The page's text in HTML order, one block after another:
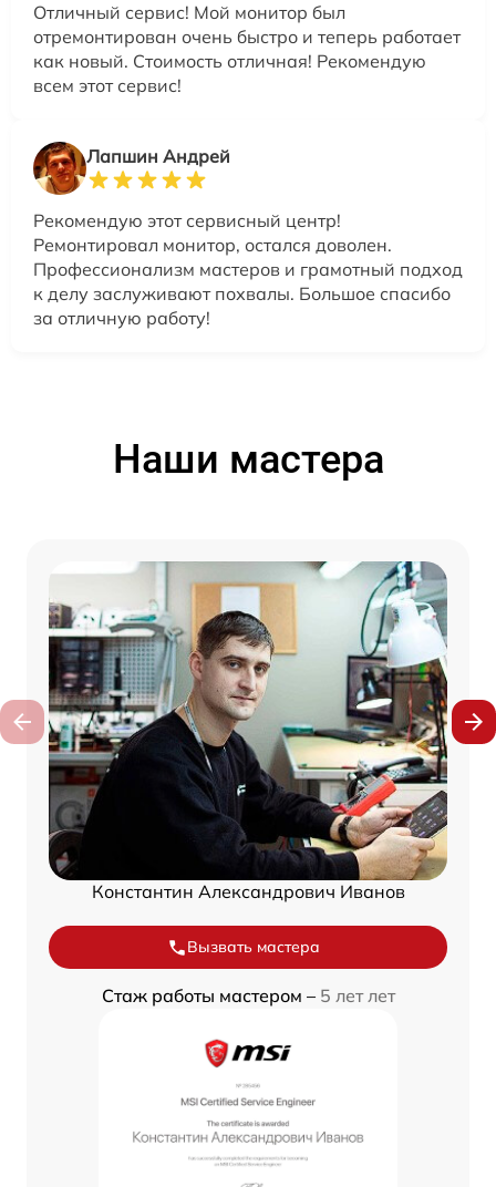
Отличный сервис! Мой монитор был
отремонтирован очень быстро и теперь работает
как новый. Стоимость отличная! Рекомендую
всем этот сервис!
Лапшин Андрей
Рекомендую этот сервисный центр!
Ремонтировал монитор, остался доволен.
Профессионализм мастеров и грамотный подход
к делу заслуживают похвалы. Большое спасибо
за отличную работу!
Наши мастера
Константин Александрович Иванов
Вызвать мастера
Стаж работы мастером – 5 лет лет